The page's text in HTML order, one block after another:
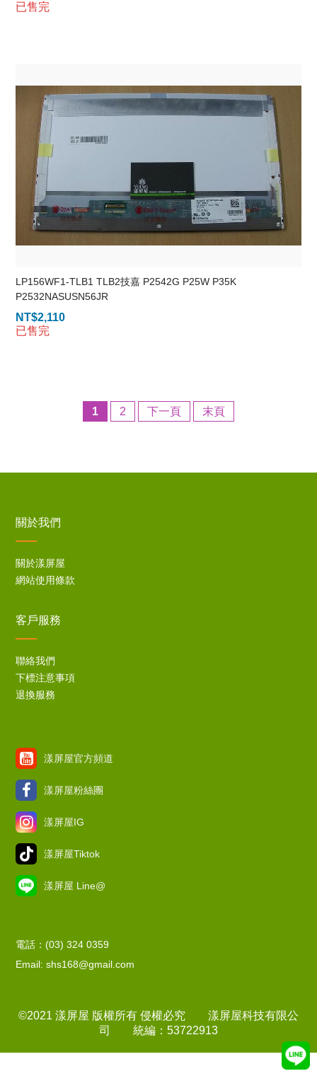
已售完
LP156WF1-TLB1 TLB2技嘉 P2542G P25W P35K
P2532NASUSN56JR
NT$2,110
已售完
1 2 下一頁 末頁
關於我們
關於漾屏屋
網站使用條款
客戶服務
聯絡我們
下標注意事項
退換服務
漾屏屋官方頻道
漾屏屋粉絲團
漾屏屋IG
漾屏屋Tiktok
漾屏屋 Line@
電話：(03) 324 0359
Email: shs168@gmail.com
©2021 漾屏屋 版權所有 侵權必究 漾屏屋科技有限公
司 統編：53722913